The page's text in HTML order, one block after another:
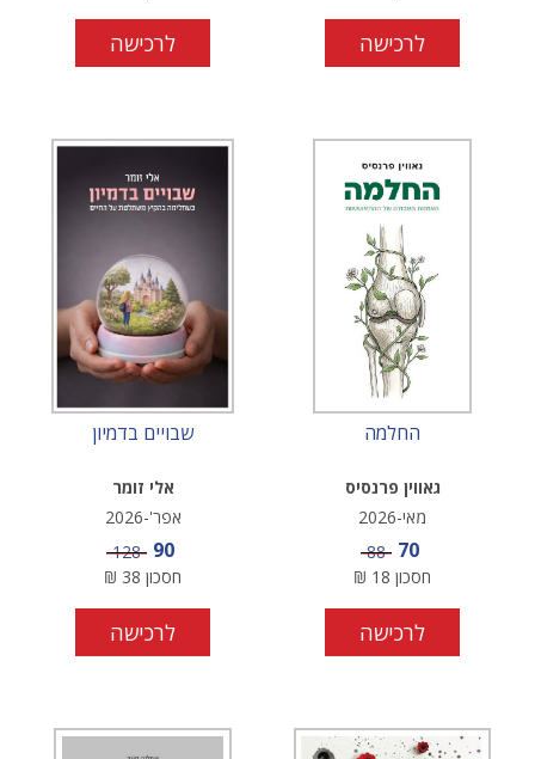
לרכישה לרכישה
החלמה
גאווין פרנסיס
מאי-2026
מחיר מבצע
70 מחיר
88
חסכון 18
₪
לרכישה
שבויים בדמיון
אלי זומר
אפר'-2026
מחיר מבצע
90 מחיר
128
חסכון 38
₪
לרכישה